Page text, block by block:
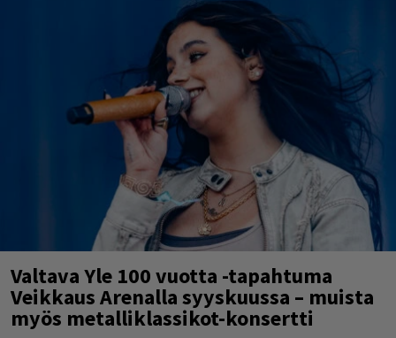
Valtava Yle 100 vuotta -tapahtuma
Veikkaus Arenalla syyskuussa – muista
myös metalliklassikot-konsertti